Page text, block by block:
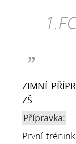
ZIMNÍ
ZŠ
Přípravka:
První